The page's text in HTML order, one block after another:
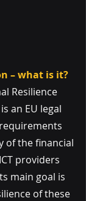
– what is it?
Resilience
an EU legal
of the financial
providers
main goal is
of these